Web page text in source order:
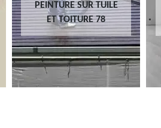
PEINTURE SUR TUILE
ET TOITURE 78